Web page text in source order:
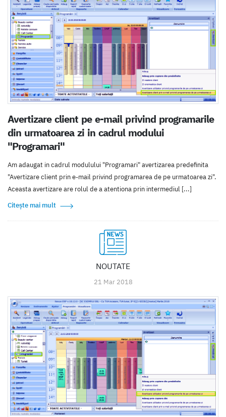
Avertizare client pe e-mail privind programarile
din urmatoarea zi in cadrul modului
"Programari"
Am adaugat in cadrul modulului "Programari" avertizarea predefinita
"Avertizare client prin e-mail privind programarea de pe urmatoarea zi".
Aceasta avertizare are rolul de a atentiona prin intermediul [...]
Citește mai mult
NOUTATE
21 Mar 2018